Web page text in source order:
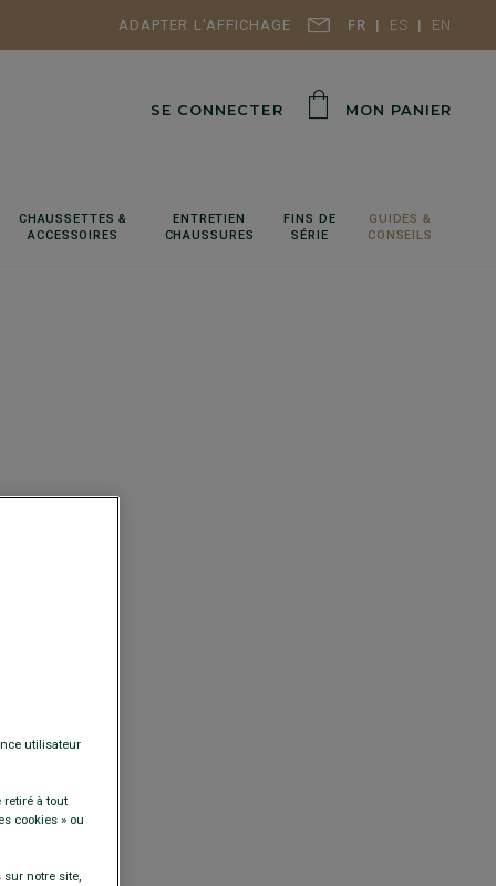
FR ES EN
ADAPTER L'AFFICHAGE
SE CONNECTER MON PANIER
CHAUSSETTES &
ACCESSOIRES
ENTRETIEN
CHAUSSURES
FINS DE
SÉRIE
GUIDES &
CONSEILS
utilisateur
à tout
cookies » ou
notre site,